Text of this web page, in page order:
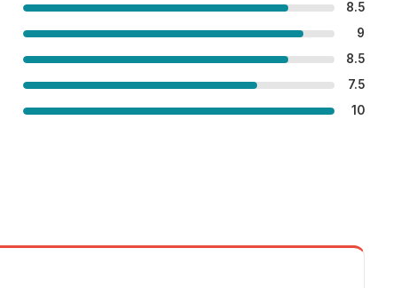
8.5
9
8.5
7.5
10